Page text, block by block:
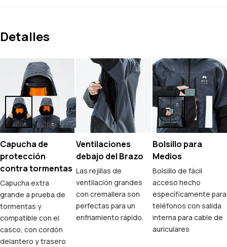
Detalles
Capucha de
protección
contra tormentas
Capucha extra
grande a prueba de
tormentas y
compatible con el
casco, con cordón
delantero y trasero
Ventilaciones
debajo del Brazo
Las rejillas de
ventilación grandes
con cremallera son
perfectas para un
enfriamiento rápido.
Bolsillo para
Medios
Bolsillo de fácil
acceso hecho
específicamente para
teléfonos con salida
interna para cable de
auriculares